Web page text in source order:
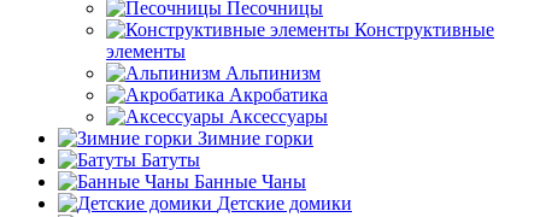
Песочницы
Конструктивные
элементы
Альпинизм
Акробатика
Аксессуары
Зимние горки
Батуты
Банные Чаны
Детские домики